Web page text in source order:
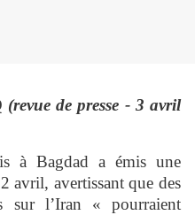
(revue de presse - 3 avril
à Bagdad a émis une
avril, avertissant que des
sur l’Iran « pourraient